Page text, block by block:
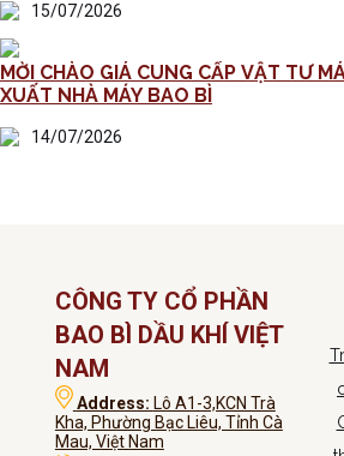
15/07/2026
MỜI CHÀO GIÁ CUNG CẤP VẬT TƯ
XUẤT NHÀ MÁY BAO BÌ
14/07/2026
CÔNG TY CỔ PHẦN
BAO BÌ DẦU KHÍ VIỆT
NAM
Address: Lô A1-3,KCN Trà
Kha, Phường Bạc Liêu, Tỉnh Cà
Mau, Việt Nam